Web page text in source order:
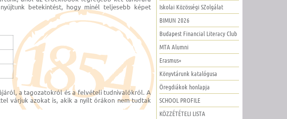
betekintést, hogy minél teljesebb képet
a tagozatokról és a felvételi tudnivalókról. A
várjuk azokat is, akik a nyílt órákon nem tudtak
Iskolai Közösségi SZolgálat
BIMUN 2026
Budapest Financial Literacy Club
MTA Alumni
Erasmus+
Könyvtárunk katalógusa
Öregdiákok honlapja
SCHOOL PROFILE
KÖZZÉTÉTELI LISTA